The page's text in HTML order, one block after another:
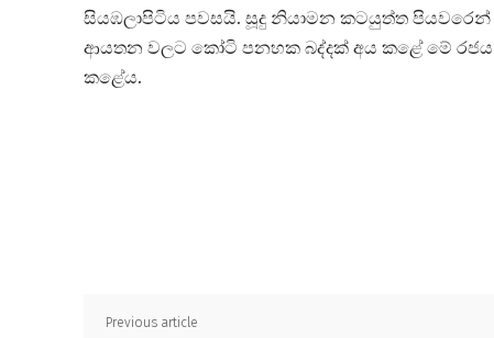
සියඹලාපිටිය පවසයි. සූදු නියාමන කටයුත්ත
ආයතන වලට කෝටි පනහක බද්දක් අය කළේ මේ රජය
කළේය.
Previous article